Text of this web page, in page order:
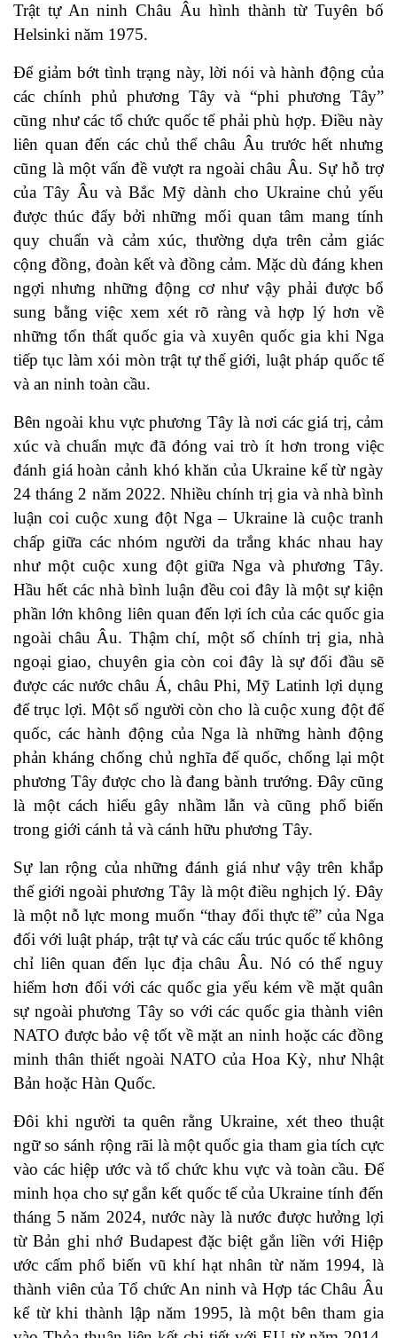
Trật tự An ninh Châu Âu hình thành từ Tuyên bố
Helsinki năm 1975.
Để giảm bớt tình trạng này, lời nói và hành động của
các chính phủ phương Tây và “phi phương Tây”
cũng như các tổ chức quốc tế phải phù hợp. Điều này
liên quan đến các chủ thể châu Âu trước hết nhưng
cũng là một vấn đề vượt ra ngoài châu Âu. Sự hỗ trợ
của Tây Âu và Bắc Mỹ dành cho Ukraine chủ yếu
được thúc đẩy bởi những mối quan tâm mang tính
quy chuẩn và cảm xúc, thường dựa trên cảm giác
cộng đồng, đoàn kết và đồng cảm. Mặc dù đáng khen
ngợi nhưng những động cơ như vậy phải được bổ
sung bằng việc xem xét rõ ràng và hợp lý hơn về
những tổn thất quốc gia và xuyên quốc gia khi Nga
tiếp tục làm xói mòn trật tự thế giới, luật pháp quốc tế
và an ninh toàn cầu.
Bên ngoài khu vực phương Tây là nơi các giá trị, cảm
xúc và chuẩn mựcđã đóng vai trò ít hơn trong việc
đánh giá hoàn cảnh khó khăn của Ukraine kể từ ngày
24 tháng 2 năm 2022. Nhiều chính trị gia và nhà bình
luận coi cuộc xung đột Nga – Ukraine là cuộc tranh
chấp giữa các nhóm người da trắng khác nhau hay
như một cuộc xung đột giữa Nga và phương Tây.
Hầu hết các nhà bình luận đều coi đây là một sự kiện
phần lớn không liên quan đến lợi ích của các quốc gia
ngoài châu Âu. Thậm chí, một số chính trị gia, nhà
ngoại giao, chuyên gia còn coi đây là sự đối đầu sẽ
được các nước châu Á, châu Phi, Mỹ Latinh lợi dụng
để trục lợi. Một số người còn cho là cuộc xung đột đế
quốc, các hành động của Nga là những hành động
phản kháng chống chủ nghĩa đế quốc, chống lại một
phương Tây được cho là đang bành trướng. Đây cũng
là một cách hiểu gây nhầm lẫn và cũng phổ biến
trong giới cánh tả và cánh hữu phương Tây.
Sự lan rộng của những đánh giá như vậy trên khắp
thế giới ngoài phương Tây là một điều nghịch lý. Đây
là một nỗ lực mong muốn “thay đổi thực tế” của Nga
đối với luật pháp, trật tự và các cấu trúc quốc tế không
chỉ liên quan đến lục địa châu Âu. Nó có thể nguy
hiểm hơn đối với các quốc gia yếu kém về mặt quân
sự ngoài phương Tây so với các quốc gia thành viên
NATO được bảo vệ tốt về mặt an ninh hoặc các đồng
minh thân thiết ngoài NATO của Hoa Kỳ, như Nhật
Bản hoặc Hàn Quốc.
Đôi khi người ta quên rằng Ukraine, xét theo thuật
ngữ so sánh rộng rãi là một quốc gia tham gia tích cực
vào các hiệp ước và tổ chức khu vực và toàn cầu. Để
minh họa cho sự gắn kết quốc tế của Ukraine tính đến
tháng 5 năm 2024, nước này là nước được hưởng lợi
từBản ghi nhớ Budapestđặc biệt gắn liền vớiHiệp
ước cấm phổ biến vũ khí hạt nhân từ năm 1994, là
thành viên của Tổ chức An ninh và Hợp tácChâu Âu
kể từ khi thành lập năm 1995, là một bên tham gia